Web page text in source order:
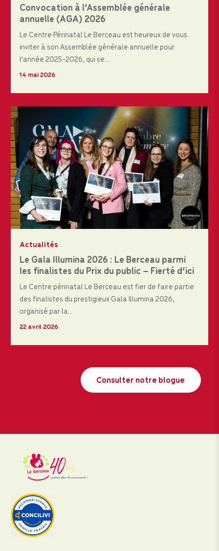
Convocation à l’Assemblée générale
annuelle (AGA) 2026
Le Centre Périnatal Le Berceau est heureux de vous
inviter à son Assemblée générale annuelle pour
l'année 2025-2026, qui se...
14 mai 2026
Actualités
Le Gala Illumina 2026 : Le Berceau parmi
les finalistes du Prix du public – Fierté d’ici
Le Centre périnatal Le Berceau est fier de faire partie
des finalistes du prestigieux Gala Illumina 2026,
organisé par la...
22 avril 2026
Consulter notre blogue